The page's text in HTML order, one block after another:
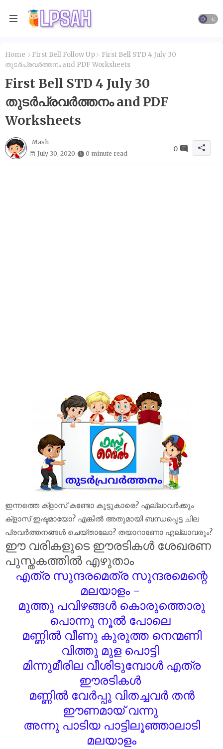
Home First Bell Follow Up
First Bell STD 4 July 30
തുടർപ്രവർത്തനം and PDF Worksheets
First Bell STD 4 July 30
തുടർപ്രവർത്തനം and PDF
Worksheets
Mash
July 30, 2020
0 minute read
0
ഇന്നത്തെ ക്‌ളാസ് കണ്ടോ കൂട്ടുകാരെ? എല്ലാവർക്കും
ക്‌ളാസ് ഇഷ്ടമായോ? എങ്കിൽ അതുമായി ബന്ധപ്പെട്ട ചില
പ്രവർത്തനങ്ങൾ ചെയ്താലോ? തയാറാണോ എല്ലാവരും?
ഈ വരികളുടെ ഈരടികൾ ശേഖരണ
പുസ്തകത്തിൽ എഴുതാം
എത്ര സുന്ദരമെത്ര സുന്ദരമെന്റെ
മലയാളം -
മുത്തു പവിഴങ്ങൾ കൊരുത്തൊരു
പൊന്നു നൂൽ പോലെ
മണ്ണിൽ വീണു കുരുത്ത നെന്മണി
വിത്തു മുള പൊട്ടി
മിന്നുമീരില വീശിടുമ്പോൾ എത്ര
ഈരടികൾ
മണ്ണിൽ വേർപ്പു വിതച്ചവർ തൻ
ഈണമായ് വന്നു
അന്നു പാടിയ പാട്ടിലൂഞ്ഞാലാടി
മലയാളം